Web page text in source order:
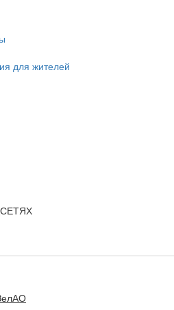
для жителей